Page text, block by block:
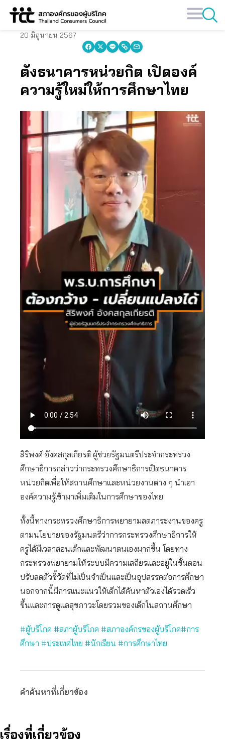
Skip
20 มิถุนายน 2567
ตั้งธนาคารหน่วยกิต เปิดองค์
ความรู้ใหม่ให้การศึกษาไทย
สิริพงศ์ อังคสกุลเกียรติ ผู้ช่วยรัฐมนตรีประจำกระทรวง
ศึกษาธิการกล่าวว่ากระทรวงศึกษาธิการเปิดธนาคาร
หน่วยกิตเพื่อให้สถานศึกษาและหน่วยงานต่าง ๆ นำเอา
องค์ความรู้เข้ามาเพิ่มเติมในการศึกษาของไทย
ทั้งนี้ทางกระทรวงศึกษาธิการพยายามลดภาระงานของครู
ตามนโยบายของรัฐมนตรีว่าการกระทรวงศึกษาธิการให้
ครูได้มีเวลาสอนเด็กและพัฒนาตนเองมากขึ้น โดยทาง
กระทรวงพยายามให้ระบบมีความเสถียรและอยู่ในขั้นตอน
ปรับลดตัวชี้วัดที่ไม่เป็นจำเป็นและเป็นอุปสรรคต่อการศึกษา
นอกจากนี้มีการแนะแนวให้เด็กได้ค้นหาตัวเองได้รวดเร็ว
ขึ้นและการดูแลสุขภาวะโดยรวมของเด็กในสถานศึกษา
#ผู้บริโภค #สภาผู้บริโภค #สภาองค์กรของผู้บริโภค#การ
ศึกษา #ประเทศไทย #นักเรียน #การศึกษาไทย
คำค้นหาที่เกี่ยวข้อง
เรื่องที่เกี่ยวข้อง